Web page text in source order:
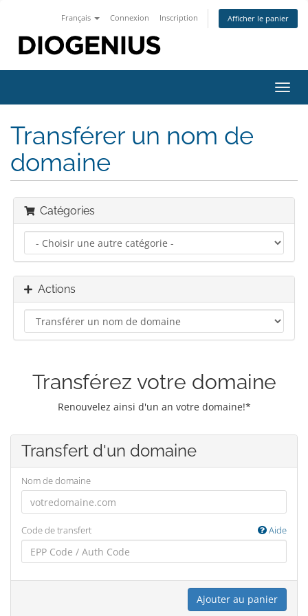
Français Connexion Inscription Afficher le panier
la
Transférer un nom de
domaine
Catégories
Actions
Transférez votre domaine
Renouvelez ainsi d'un an votre domaine!*
Transfert d'un domaine
Nom de domaine
Code de transfert Aide
Ajouter au panier